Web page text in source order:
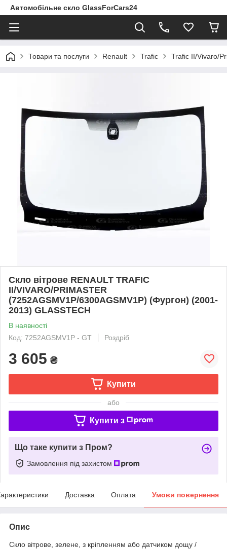
Автомобільне скло GlassForCars24
Товари та послуги Renault Trafic Trafic II/Vivaro/
Скло вітрове RENAULT TRAFIC
II/VIVARO/PRIMASTER
(7252AGSMV1P/6300AGSMV1P) (Фургон) (2001-
2013) GLASSTECH
В наявності
Код: 7252AGSMV1P - GT
Роздріб
3 605 ₴
Купити
або
Купити з
Що таке купити з Пром?
Замовлення під захистом
Доставка Оплата Умови повернення
Опис
Скло вітрове, зелене, з кріпленням або датчиком дощу /